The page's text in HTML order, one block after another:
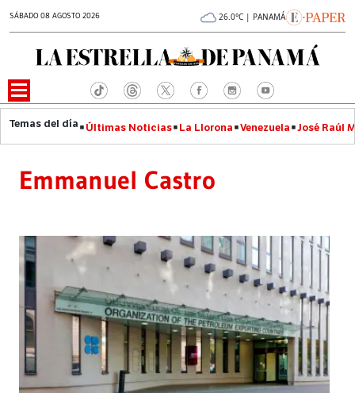
SÁBADO 08 AGOSTO 2026 26.0°C | PANAMÁ
Últimas Noticias La Llorona Venezuela José Raúl
Emmanuel Castro